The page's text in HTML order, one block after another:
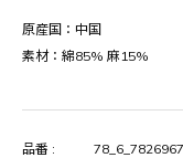
原産国：中国
素材：綿85% 麻15%
品番 :